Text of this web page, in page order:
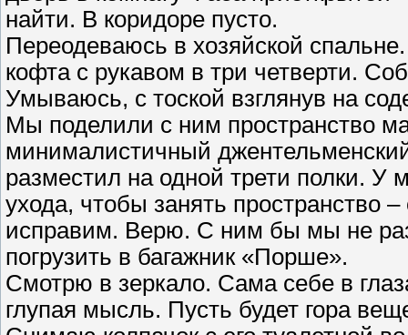
найти. В коридоре пусто.
Переодеваюсь в хозяйской
кофта с рукавом в три четверти.
Умываюсь, с тоской взглянув на
Мы поделили с ним пространство
минималистичный
разместил на одной трети полки. У
ухода, чтобы занять пространство
исправим. Верю. С ним бы мы не
погрузить в багажник «Порше».
Смотрю в зеркало. Сама себе в
глупая мысль. Пусть будет гора